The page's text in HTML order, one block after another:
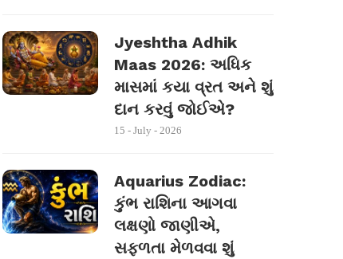
Jyeshtha Adhik
Maas 2026: અધિક
માસમાં કયા વ્રત અને શું
દાન કરવું જોઈએ?
15 - July - 2026
Aquarius Zodiac:
કુંભ રાશિના આગવા
લક્ષણો જાણીએ,
સફળતા મેળવવા શું